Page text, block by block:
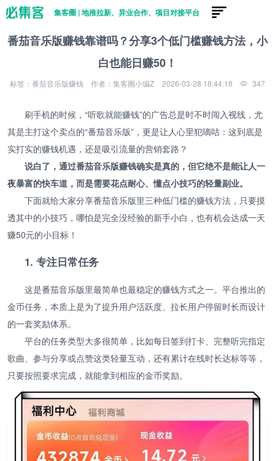
集客圈 | 地推拉新、异业合作、项目对接平台
番茄音乐版赚钱靠谱吗？分享3个低门槛赚钱方法，小
白也能日赚50！
标签：番茄音乐版赚钱 作者：集客圈小编Z 2026-03-28 18:44:18 347
刷手机的时候，“听歌就能赚钱”的广告总是时不时闯入视线，尤
其是主打这个卖点的“番茄音乐版”，更是让人心里犯嘀咕：这到底是
实打实的赚钱机遇，还是吸引流量的营销套路？
说白了，通过番茄音乐版赚钱确实是真的，但它绝不是能让人一
夜暴富的快车道，而是需要花点耐心、懂点小技巧的轻量副业。
下面就给大家分享番茄音乐版里三种低门槛的赚钱方法，只要摸
透其中的小技巧，哪怕是完全没经验的新手小白，也有机会达成一天
赚50元的小目标！
1. 专注日常任务
这是番茄音乐版里最简单也最稳定的赚钱方式之一。平台推出的
金币任务，本质上是为了提升用户活跃度、拉长用户停留时长而设计
的一套奖励体系。
平台的任务类型大多很简单，比如每日签到打卡、完整听完指定
歌曲、参与分享或点赞这类轻量互动，还有累计在线时长达标等等，
只要按照要求完成，就能拿到相应的金币奖励。